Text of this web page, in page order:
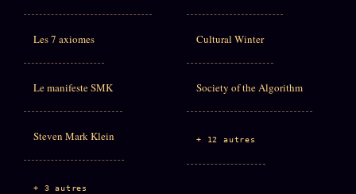
Les 7 axiomes
Le manifeste SMK
Steven Mark Klein
+ 3 autres
Cultural Winter
Society of the Algorithm
+ 12 autres